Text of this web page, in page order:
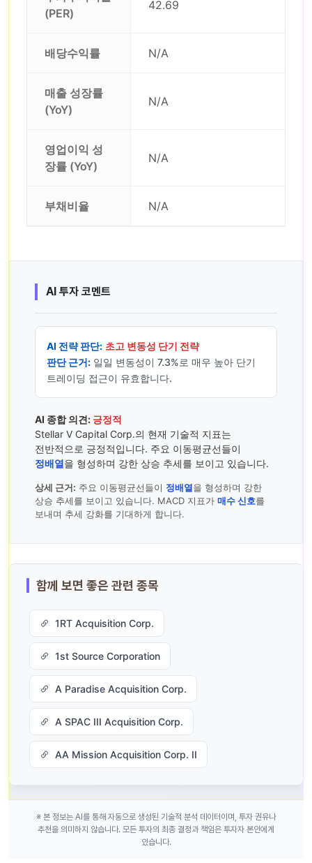
(PER)
42.69
배당수익률 N/A
매출 성장률
(YoY)
N/A
영업이익 성
장률 (YoY)
N/A
부채비율 N/A
AI 투자 코멘트
AI 전략 판단: 초고 변동성 단기 전략
판단 근거: 일일 변동성이 7.3%로 매우 높아 단기
트레이딩 접근이 유효합니다.
AI 종합 의견: 긍정적
Stellar V Capital Corp.의 현재 기술적 지표는
전반적으로 긍정적입니다. 주요 이동평균선들이
정배열을 형성하며 강한 상승 추세를 보이고 있습니다.
상세 근거: 주요 이동평균선들이 정배열을 형성하며 강한
상승 추세를 보이고 있습니다. MACD 지표가 매수 신호를
보내며 추세 강화를 기대하게 합니다.
함께 보면 좋은 관련 종목
1RT Acquisition Corp.
1st Source Corporation
A Paradise Acquisition Corp.
A SPAC III Acquisition Corp.
AA Mission Acquisition Corp. II
※ 본 정보는 AI를 통해 자동으로 생성된 기술적 분석 데이터이며, 투자 권유나
추천을 의미하지 않습니다. 모든 투자의 최종 결정과 책임은 투자자 본인에게
있습니다.